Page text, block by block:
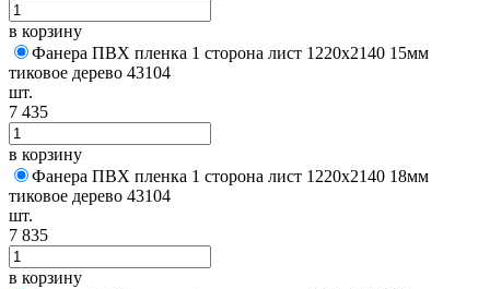
в корзину
Фанера ПВХ пленка 1 сторона лист 1220х2140 15мм
тиковое дерево 43104
шт.
7 435
в корзину
Фанера ПВХ пленка 1 сторона лист 1220х2140 18мм
тиковое дерево 43104
шт.
7 835
в корзину